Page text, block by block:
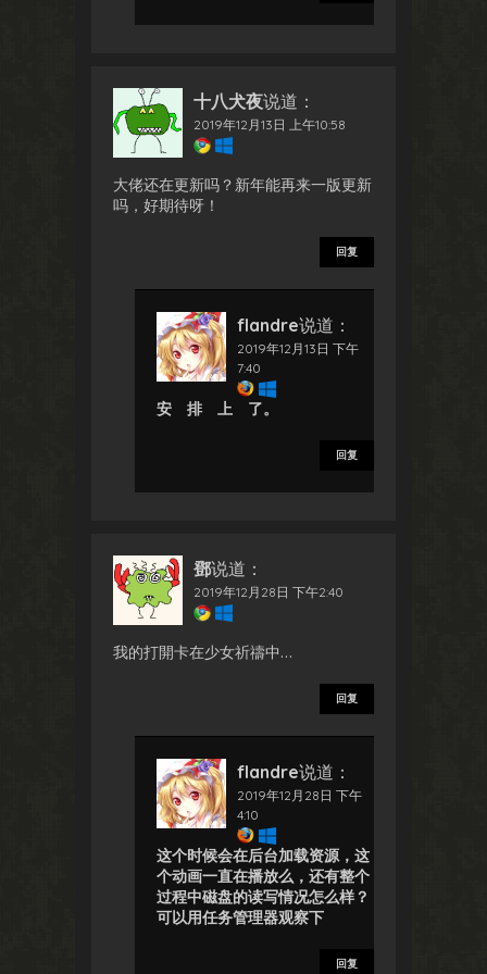
十八犬夜说道：
2019年12月13日 上午10:58
大佬还在更新吗？新年能再来一版更新
吗，好期待呀！
回复
flandre说道：
2019年12月13日 下午
7:40
安 排 上 了。
回复
鄧说道：
2019年12月28日 下午2:40
我的打開卡在少女祈禱中…
回复
flandre说道：
2019年12月28日 下午
4:10
这个时候会在后台加载资源，这
个动画一直在播放么，还有整个
过程中磁盘的读写情况怎么样？
可以用任务管理器观察下
回复